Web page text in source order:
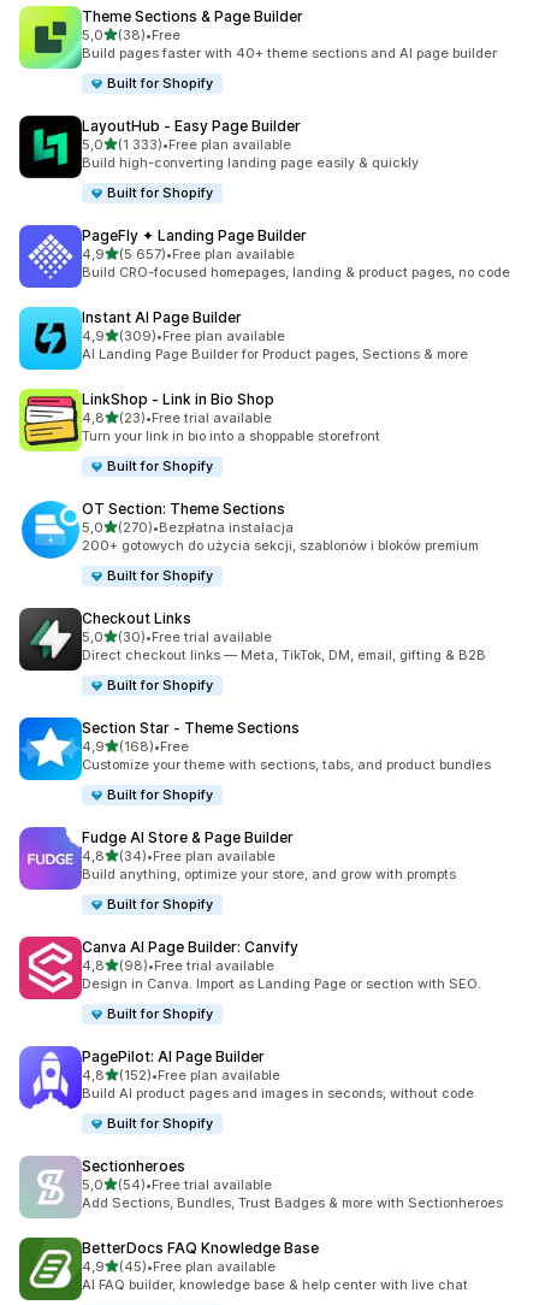
Theme Sections & Page Builder
5,0na 5 gwiazdek
(38)
Łączna liczba recenzji: 38
•Free
Build pages faster with 40+ theme sections and AI page builder
Built for Shopify
LayoutHub ‑ Easy Page Builder
5,0na 5 gwiazdek
(1 333)
Łączna liczba recenzji: 1333
•Free plan available
Build high-converting landing page easily & quickly
Built for Shopify
PageFly ✦ Landing Page Builder
4,9na 5 gwiazdek
(5 657)
Łączna liczba recenzji: 5657
•Free plan available
Build CRO-focused homepages, landing & product pages, no code
Instant AI Page Builder
4,9na 5 gwiazdek
(309)
Łączna liczba recenzji: 309
•Free plan available
AI Landing Page Builder for Product pages, Sections & more
LinkShop ‑ Link in Bio Shop
4,8na 5 gwiazdek
(23)
Łączna liczba recenzji: 23
•Free trial available
Turn your link in bio into a shoppable storefront
Built for Shopify
OT Section: Theme Sections
5,0na 5 gwiazdek
(270)
Łączna liczba recenzji: 270
•Bezpłatna instalacja
200+ gotowych do użycia sekcji, szablonów i bloków premium
Built for Shopify
Checkout Links
5,0na 5 gwiazdek
(30)
Łączna liczba recenzji: 30
•Free trial available
Direct checkout links — Meta, TikTok, DM, email, gifting & B2B
Built for Shopify
Section Star ‑ Theme Sections
4,9na 5 gwiazdek
(168)
Łączna liczba recenzji: 168
•Free
Customize your theme with sections, tabs, and product bundles
Built for Shopify
Fudge AI Store & Page Builder
4,8na 5 gwiazdek
(34)
Łączna liczba recenzji: 34
•Free plan available
Build anything, optimize your store, and grow with prompts
Built for Shopify
Canva AI Page Builder: Canvify
4,8na 5 gwiazdek
(98)
Łączna liczba recenzji: 98
•Free trial available
Design in Canva. Import as Landing Page or section with SEO.
Built for Shopify
PagePilot: AI Page Builder
4,8na 5 gwiazdek
(152)
Łączna liczba recenzji: 152
•Free plan available
Build AI product pages and images in seconds, without code
Built for Shopify
Sectionheroes
5,0na 5 gwiazdek
(54)
Łączna liczba recenzji: 54
•Free trial available
Add Sections, Bundles, Trust Badges & more with Sectionheroes
BetterDocs FAQ Knowledge Base
4,9na 5 gwiazdek
(45)
Łączna liczba recenzji: 45
•Free plan available
AI FAQ builder, knowledge base & help center with live chat